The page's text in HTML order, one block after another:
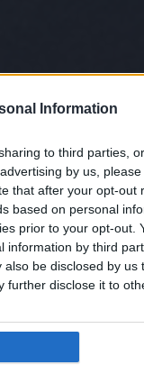
Information
to third parties,
by us,
that after your opt-out
based on personal
prior to your opt-out.
by third
be disclosed by us
further disclose it to